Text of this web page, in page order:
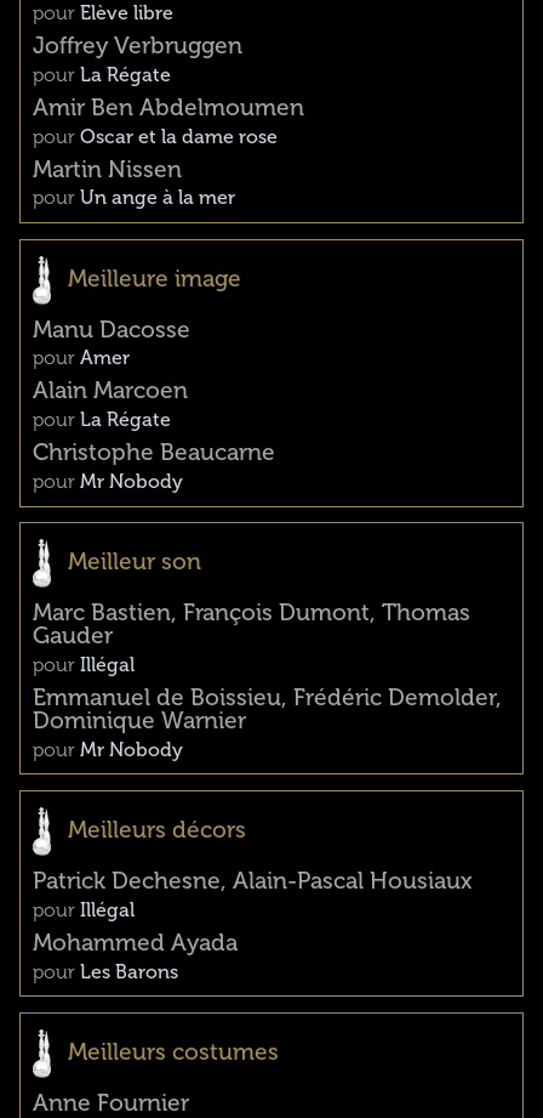
pour Elève libre
Joffrey Verbruggen
pour La Régate
Amir Ben Abdelmoumen
pour Oscar et la dame rose
Martin Nissen
pour Un ange à la mer
Meilleure image
Manu Dacosse
pour Amer
Alain Marcoen
pour La Régate
Christophe Beaucarne
pour Mr Nobody
Meilleur son
Marc Bastien, François Dumont, Thomas
Gauder
pour Illégal
Emmanuel de Boissieu, Frédéric Demolder,
Dominique Warnier
pour Mr Nobody
Meilleurs décors
Patrick Dechesne, Alain-Pascal Housiaux
pour Illégal
Mohammed Ayada
pour Les Barons
Meilleurs costumes
Anne Fournier